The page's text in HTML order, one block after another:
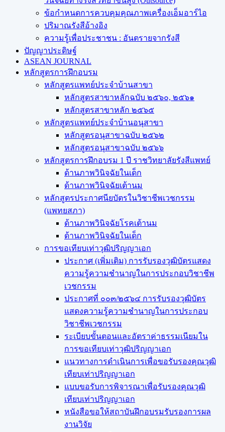
ข้อกำหนดการควบคุมคุณภาพเครื่องเอ็มอาร์ไอ
ปริมาณรังสีอ้างอิง
ความรู้เพื่อประชาชน : อันตรายจากรังสี
ปัญญาประดิษฐ์
ASEAN JOURNAL
หลักสูตรการฝึกอบรม
หลักสูตรแพทย์ประจำบ้านสาขา
หลักสูตรสาขาหลักฉบับ ๒๕๖๐, ๒๕๖๑
หลักสูตรสาขาหลัก ๒๕๖๕
หลักสูตรแพทย์ประจำบ้านอนุสาขา
หลักสูตรอนุสาขาฉบับ ๒๕๖๒
หลักสูตรอนุสาขาฉบับ ๒๕๖๖
หลักสูตรการฝึกอบรม 1 ปี ราชวิทยาลัยรังสีแพทย์
ด้านภาพวินิจฉัยในเด็ก
ด้านภาพวินิจฉัยเต้านม
หลักสูตรประกาศนียบัตรในวิชาชีพเวชกรรม
(แพทยสภา)
ด้านภาพวินิจฉัยโรคเต้านม
ด้านภาพวินิจฉัยในเด็ก
การขอเทียบเท่า​วุฒิปริญญา​เอก
ประกาศ (เพิ่มเติม) การรับรองวุฒิบัตรแสดง
ความรู้ความชำนาญในการประกอบวิชาชีพ
เวชกรรม
ประกาศที่ ๐๐๓/๒๕๖๔ การรับรองวุฒิบัตร
แสดงความรู้ความชำนาญในการประกอบ
วิชาชีพเวชกรรม
ระเบียบขั้นตอนและอัตราค่าธรรมเนียมใน
การขอเทียบเท่าวุฒิปริญญาเอก
แนวทางการดำเนินการเพื่อขอรับรองคุณวุฒิ
เทียบเท่าปริญญาเอก
แบบขอรับการพิจารณาเพื่อรับรองคุณวุฒิ
เทียบเท่าปริญญาเอก
หนังสือขอให้สถาบันฝึกอบรมรับรองการผล
งานวิจัย